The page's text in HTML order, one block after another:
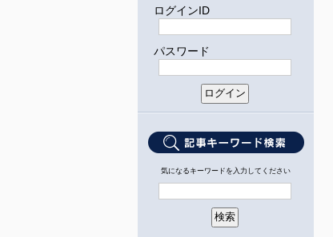
ログインID
パスワード
気になるキーワードを入力してください